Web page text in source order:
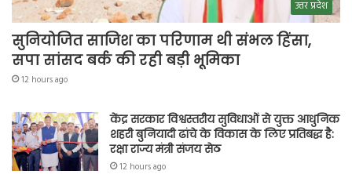
उत्तर प्रदेश
सुनियोजित साजिश का परिणाम थी संभल हिंसा,
सपा सांसद बर्क की रही बड़ी भूमिका
12 hours ago
केंद्र सरकार विश्वस्तरीय सुविधाओं से युक्त आधुनिक
शहरी बुनियादी ढांचे के विकास के लिए प्रतिबद्ध है:
रक्षा राज्य मंत्री संजय सेठ
12 hours ago